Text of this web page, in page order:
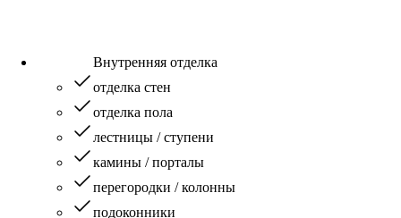
Внутренняя отделка
отделка стен
отделка пола
лестницы / ступени
камины / порталы
перегородки / колонны
подоконники